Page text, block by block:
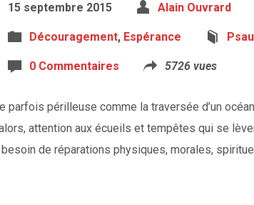
15 septembre 2015 Alain Ouvrard
Découragement, Espérance
0 Commentaires 5726 vues
parfois périlleuse comme la traversée d’un
attention aux écueils et tempêtes qui se
de réparations physiques, morales,